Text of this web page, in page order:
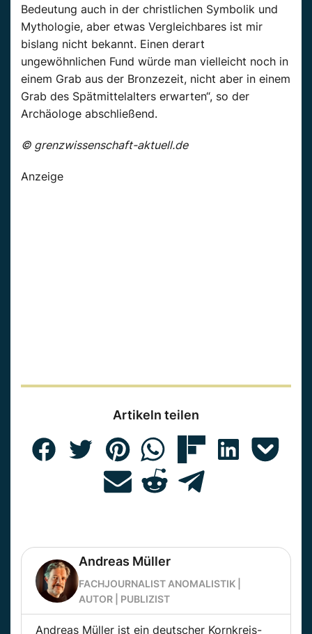
Bedeutung auch in der christlichen Symbolik und
Mythologie, aber etwas Vergleichbares ist mir
bislang nicht bekannt. Einen derart
ungewöhnlichen Fund würde man vielleicht noch in
einem Grab aus der Bronzezeit, nicht aber in einem
Grab des Spätmittelalters erwarten“, so der
Archäologe abschließend.
© grenzwissenschaft-aktuell.de
Anzeige
Artikeln teilen
Andreas Müller
FACHJOURNALIST ANOMALISTIK |
AUTOR | PUBLIZIST
Andreas Müller ist ein deutscher Kornkreis-